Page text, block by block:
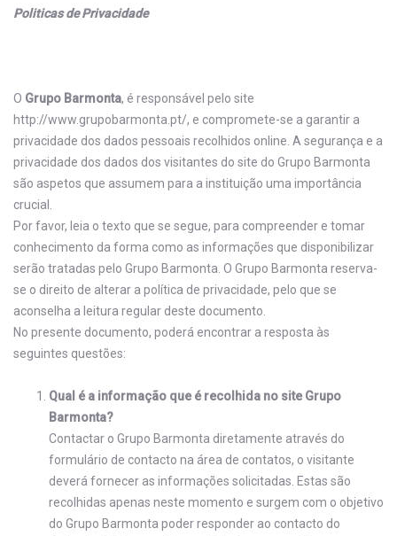
Politicas de Privacidade
O Grupo Barmonta, é responsável pelo site
http://www.grupobarmonta.pt/, e compromete-se a garantir a
privacidade dos dados pessoais recolhidos online. A segurança e a
privacidade dos dados dos visitantes do site do Grupo Barmonta
são aspetos que assumem para a instituição uma importância
crucial.
Por favor, leia o texto que se segue, para compreender e tomar
conhecimento da forma como as informações que disponibilizar
serão tratadas pelo Grupo Barmonta. O Grupo Barmonta reserva-
se o direito de alterar a política de privacidade, pelo que se
aconselha a leitura regular deste documento.
No presente documento, poderá encontrar a resposta às
seguintes questões:
Qual é a informação que é recolhida no site Grupo
Barmonta?
Contactar o Grupo Barmonta diretamente através do
formulário de contacto na área de contatos, o visitante
deverá fornecer as informações solicitadas. Estas são
recolhidas apenas neste momento e surgem com o objetivo
do Grupo Barmonta poder responder ao contacto do